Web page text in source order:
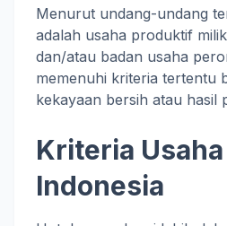
Menurut undang-undang
adalah usaha produktif
dan/atau badan usaha
memenuhi kriteria tertentu
kekayaan bersih atau hasil
Kriteria
Indonesia